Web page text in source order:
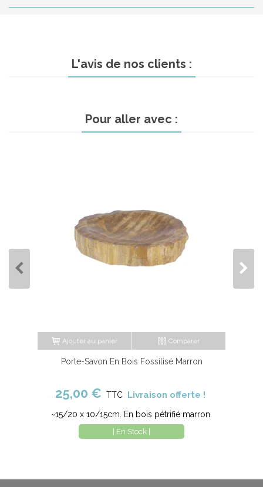
L'avis de nos clients :
Pour aller avec :
Ajouter au panier Comparer
Porte-Savon En Bois Fossilisé Marron
25,00 € TTC Livraison offerte !
~15/20 x 10/15cm. En bois pétrifié marron.
| En Stock |